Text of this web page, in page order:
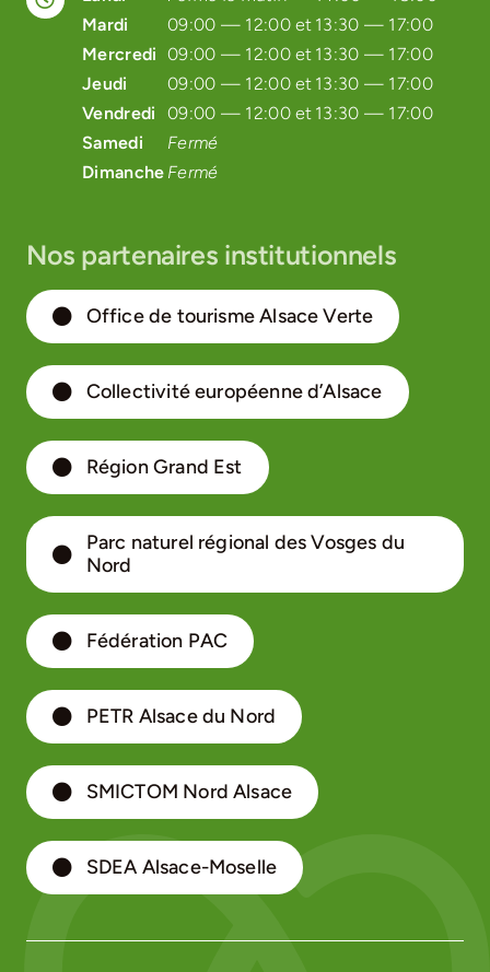
Mardi
09:00 — 12:00 et 13:30 — 17:00
Mercredi 09:00 — 12:00 et 13:30 — 17:00
Jeudi
09:00 — 12:00 et 13:30 — 17:00
Vendredi
09:00 — 12:00 et 13:30 — 17:00
Samedi
Fermé
Dimanche Fermé
Nos partenaires institutionnels
Office de tourisme Alsace Verte
Collectivité européenne d’Alsace
Région Grand Est
Parc naturel régional des Vosges du
Nord
Fédération PAC
PETR Alsace du Nord
SMICTOM Nord Alsace
SDEA Alsace-Moselle